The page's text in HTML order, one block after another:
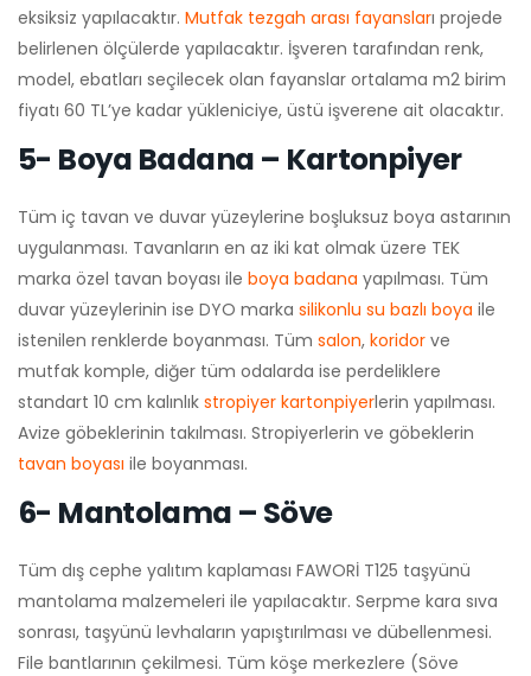
eksiksiz yapılacaktır. Mutfak tezgah arası fayansları projede
belirlenen ölçülerde yapılacaktır. İşveren tarafından renk,
model, ebatları seçilecek olan fayanslar ortalama m2 birim
fiyatı 60 TL’ye kadar yükleniciye, üstü işverene ait olacaktır.
5- Boya Badana – Kartonpiyer
Tüm iç tavan ve duvar yüzeylerine boşluksuz boya astarının
uygulanması. Tavanların en az iki kat olmak üzere TEK
marka özel tavan boyası ile boya badana yapılması. Tüm
duvar yüzeylerinin ise DYO marka silikonlu su bazlı boya ile
istenilen renklerde boyanması. Tüm salon, koridor ve
mutfak komple, diğer tüm odalarda ise perdeliklere
standart 10 cm kalınlık stropiyer kartonpiyerlerin yapılması.
Avize göbeklerinin takılması. Stropiyerlerin ve göbeklerin
tavan boyası ile boyanması.
6- Mantolama – Söve
Tüm dış cephe yalıtım kaplaması FAWORİ T125 taşyünü
mantolama malzemeleri ile yapılacaktır. Serpme kara sıva
sonrası, taşyünü levhaların yapıştırılması ve dübellenmesi.
File bantlarının çekilmesi. Tüm köşe merkezlere (Söve